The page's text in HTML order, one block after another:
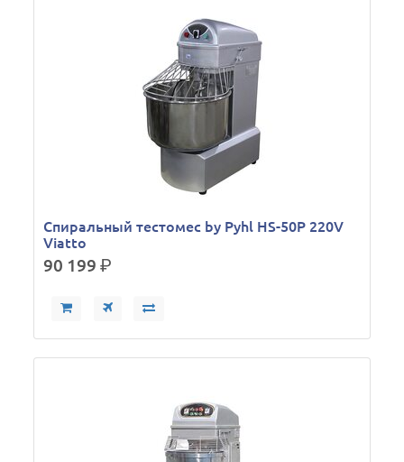
Спиральный тестомес by Pyhl HS-50P 220V
Viatto
90 199р.